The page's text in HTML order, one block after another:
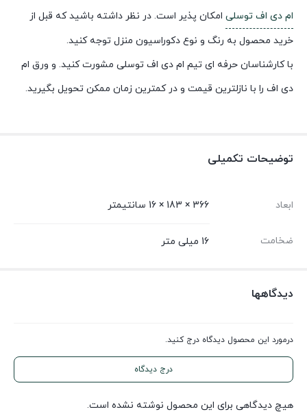
ام دی اف توسلی امکان پذیر است. در نظر داشته باشید که قبل از
خرید محصول به رنگ و نوع دکوراسیون منزل توجه کنید.
با کارشناسان حرفه ای تیم ام دی اف توسلی مشورت کنید. و ورق ام
دی اف را با نازلترین قیمت و در کمترین زمان ممکن تحویل بگیرید.
توضیحات تکمیلی
ابعاد 366 × 183 × 16 سانتیمتر
ضخامت 16 میلی متر
دیدگاهها
درمورد این محصول دیدگاه درج کنید.
درج دیدگاه
هیچ دیدگاهی برای این محصول نوشته نشده است.